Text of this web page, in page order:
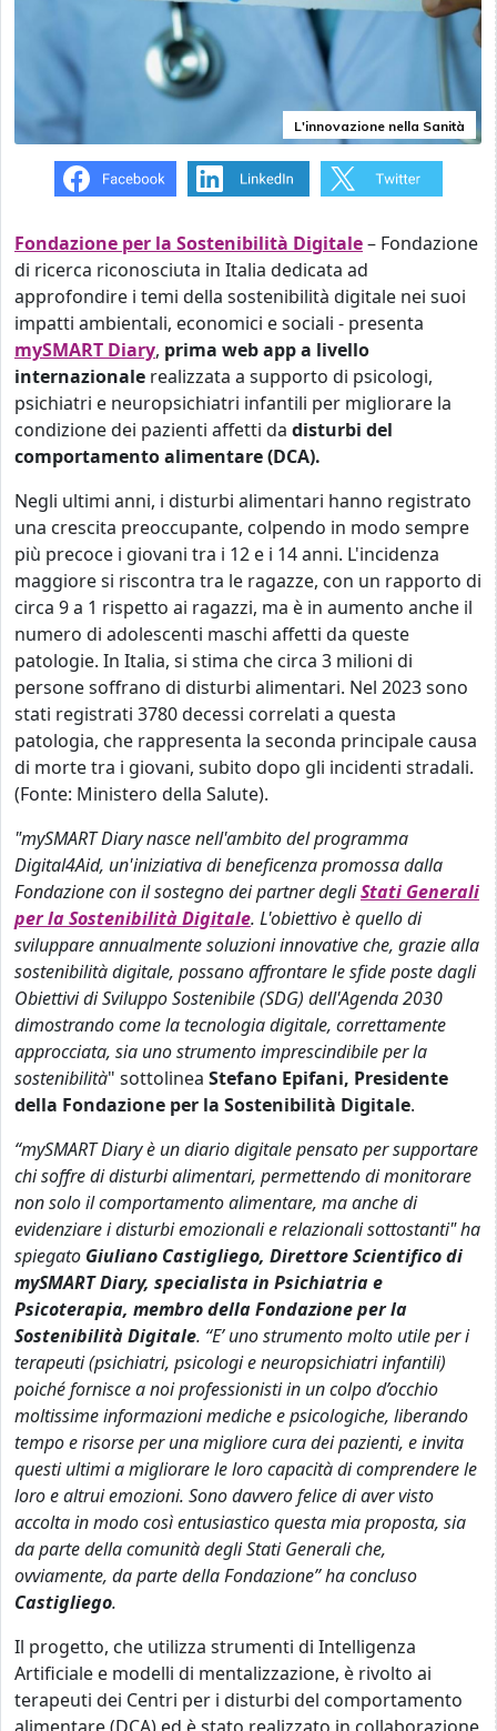
L'innovazione nella Sanità
Fondazione per la Sostenibilità Digitale– Fondazione
di ricerca riconosciuta in Italia dedicata ad
approfondire i temi della sostenibilità digitale nei suoi
impatti ambientali, economici e sociali - presenta
mySMART Diary, prima web app a livello
internazionale realizzata a supporto di psicologi,
psichiatri e neuropsichiatri infantili per migliorare la
condizione dei pazienti affetti da disturbi del
comportamento alimentare (DCA).
Negli ultimi anni, i disturbi alimentari hanno registrato
una crescita preoccupante, colpendo in modo sempre
più precoce i giovani tra i 12 e i 14 anni. L'incidenza
maggiore si riscontra tra le ragazze, con un rapporto di
circa 9 a 1 rispetto ai ragazzi, ma è in aumento anche il
numero di adolescenti maschi affetti da queste
patologie. In Italia, si stima che circa 3 milioni di
persone soffrano di disturbi alimentari. Nel 2023 sono
stati registrati 3780 decessi correlati a questa
patologia, che rappresenta la seconda principale causa
di morte tra i giovani, subito dopo gli incidenti stradali.
(Fonte: Ministero della Salute).
"mySMART Diary nasce nell'ambito del programma
Digital4Aid, un'iniziativa di beneficenza promossa dalla
Fondazione con il sostegno dei partner degliStati Generali
per la Sostenibilità Digitale. L'obiettivo è quello di
sviluppare annualmente soluzioni innovative che, grazie alla
sostenibilità digitale, possano affrontare le sfide poste dagli
Obiettivi di Sviluppo Sostenibile (SDG) dell'Agenda 2030
dimostrando come la tecnologia digitale, correttamente
approcciata, sia uno strumento imprescindibile per la
sostenibilità" sottolinea Stefano Epifani, Presidente
della Fondazione per la Sostenibilità Digitale.
“mySMART Diary è un diario digitale pensato per supportare
chi soffre di disturbi alimentari, permettendo di monitorare
non solo il comportamento alimentare, ma anche di
evidenziare i disturbi emozionali e relazionali sottostanti" ha
spiegato Giuliano Castigliego, Direttore Scientifico di
mySMART Diary, specialista in Psichiatria e
Psicoterapia, membro della Fondazione per la
Sostenibilità Digitale. “E’ uno strumento molto utile per i
terapeuti (psichiatri, psicologi e neuropsichiatri infantili)
poiché fornisce a noi professionisti in un colpo d’occhio
moltissime informazioni mediche e psicologiche, liberando
tempo e risorse per una migliore cura dei pazienti, e invita
questi ultimi a migliorare le loro capacità di comprendere le
loro e altrui emozioni. Sono davvero felice di aver visto
accolta in modo così entusiastico questa mia proposta, sia
da parte della comunità degli Stati Generali che,
ovviamente, da parte della Fondazione” ha concluso
Castigliego.
Il progetto, che utilizza strumenti di Intelligenza
Artificiale e modelli di mentalizzazione, è rivolto ai
terapeuti dei Centri per i disturbi del comportamento